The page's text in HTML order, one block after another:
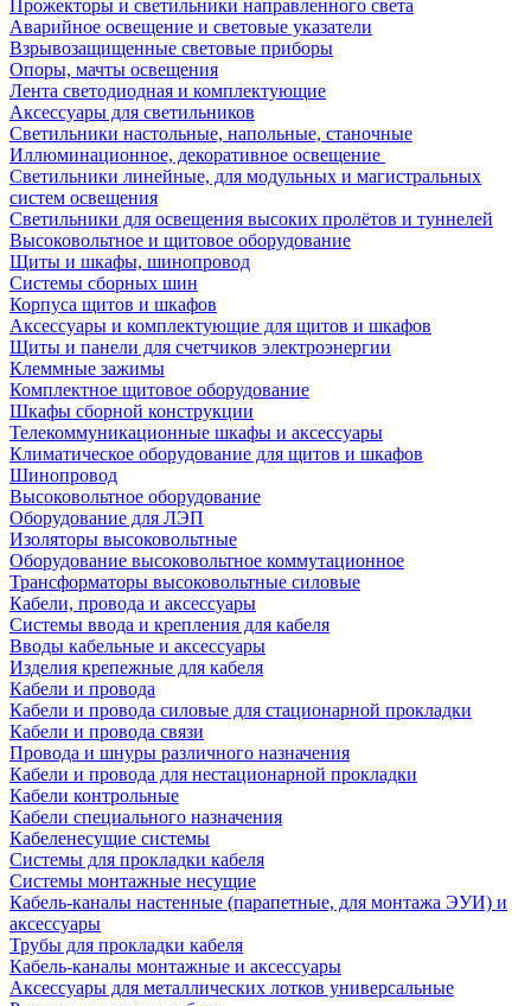
Прожекторы и светильники направленного света
Аварийное освещение и световые указатели
Взрывозащищенные световые приборы
Опоры, мачты освещения
Лента светодиодная и комплектующие
Аксессуары для светильников
Светильники настольные, напольные, станочные
Иллюминационное, декоративное освещение
Светильники линейные, для модульных и магистральных
систем освещения
Светильники для освещения высоких пролётов и туннелей
Высоковольтное и щитовое оборудование
Щиты и шкафы, шинопровод
Системы сборных шин
Корпуса щитов и шкафов
Аксессуары и комплектующие для щитов и шкафов
Щиты и панели для счетчиков электроэнергии
Клеммные зажимы
Комплектное щитовое оборудование
Шкафы сборной конструкции
Телекоммуникационные шкафы и аксессуары
Климатическое оборудование для щитов и шкафов
Шинопровод
Высоковольтное оборудование
Оборудование для ЛЭП
Изоляторы высоковольтные
Оборудование высоковольтное коммутационное
Трансформаторы высоковольтные силовые
Кабели, провода и аксессуары
Системы ввода и крепления для кабеля
Вводы кабельные и аксессуары
Изделия крепежные для кабеля
Кабели и провода
Кабели и провода силовые для стационарной прокладки
Кабели и провода связи
Провода и шнуры различного назначения
Кабели и провода для нестационарной прокладки
Кабели контрольные
Кабели специального назначения
Кабеленесущие системы
Системы для прокладки кабеля
Системы монтажные несущие
Кабель-каналы настенные (парапетные, для монтажа ЭУИ) и
аксессуары
Трубы для прокладки кабеля
Кабель-каналы монтажные и аксессуары
Аксессуары для металлических лотков универсальные